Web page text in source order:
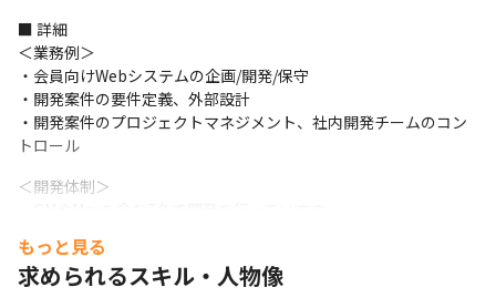
■ 詳細
＜業務例＞
・会員向けWebシステムの企画/開発/保守
・開発案件の要件定義、外部設計
・開発案件のプロジェクトマネジメント、社内開発チームのコン
トロール
＜開発体制＞
＜期待していること＞
・四輪顧客向けメインWebサービス（ポータルサイト）の開発/保
もっと見る
求められるスキル・人物像